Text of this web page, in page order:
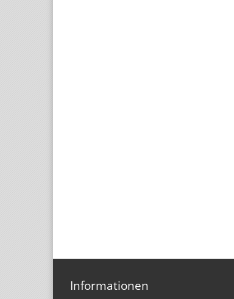
Informationen